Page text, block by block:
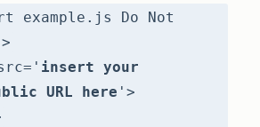
example.js Do Not
insert your
URL here '>